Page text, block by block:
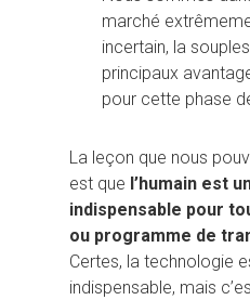
marché
incertain, la
principaux
pour cette phase
La leçon que nous
est que l’humain est
indispensable pour
ou programme de
Certes, la technologie
indispensable, mais